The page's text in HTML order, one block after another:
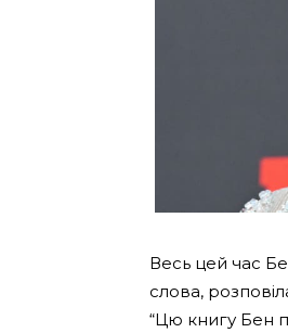
Весь цей час
слова,
“Цю книгу Бен